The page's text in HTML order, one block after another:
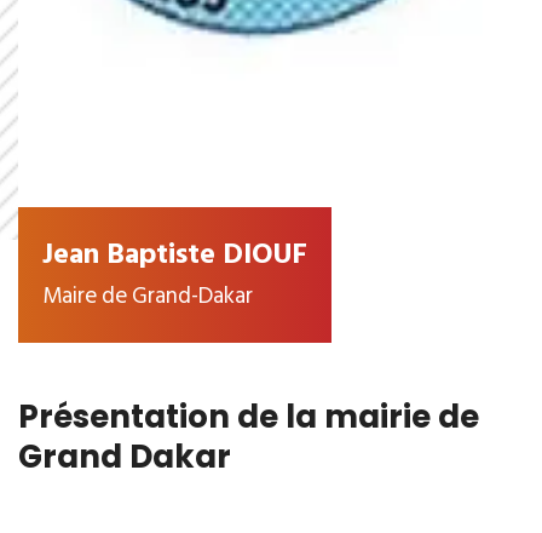
Jean Baptiste DIOUF
Maire de Grand-Dakar
Présentation de la mairie de
Grand Dakar